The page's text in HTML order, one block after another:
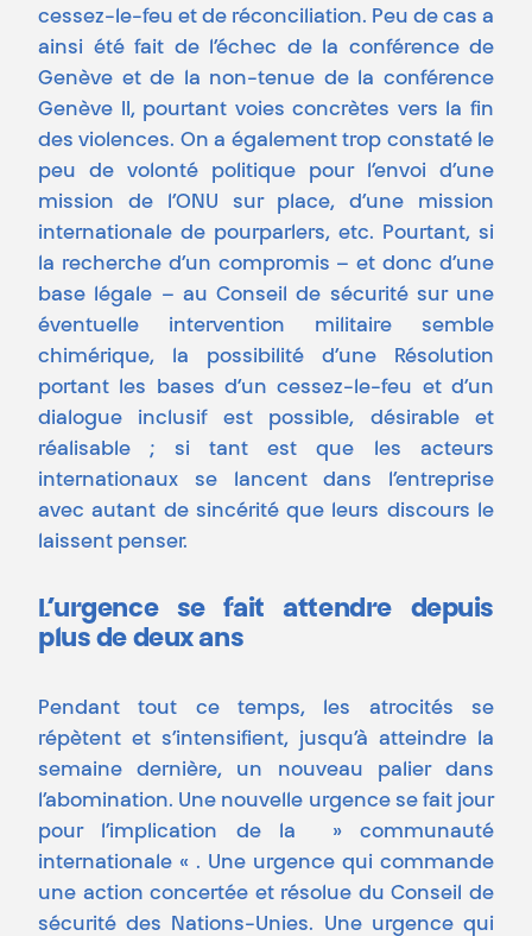
cessez-le-feu et de réconciliation. Peu de cas a
ainsi été fait de l’échec de la conférence de
Genève et de la non-tenue de la conférence
Genève II, pourtant voies concrètes vers la fin
des violences. On a également trop constaté le
peu de volonté politique pour l’envoi d’une
mission de l’ONU sur place, d’une mission
internationale de pourparlers, etc. Pourtant, si
la recherche d’un compromis – et donc d’une
base légale – au Conseil de sécurité sur une
éventuelle intervention militaire semble
chimérique, la possibilité d’une Résolution
portant les bases d’un cessez-le-feu et d’un
dialogue inclusif est possible, désirable et
réalisable ; si tant est que les acteurs
internationaux se lancent dans l’entreprise
avec autant de sincérité que leurs discours le
laissent penser.
L’urgence se fait attendre depuis
plus de deux ans
Pendant tout ce temps, les atrocités se
répètent et s’intensifient, jusqu’à atteindre la
semaine dernière, un nouveau palier dans
l’abomination. Une nouvelle urgence se fait jour
pour l’implication de la » communauté
internationale « . Une urgence qui commande
une action concertée et résolue du Conseil de
sécurité des Nations-Unies. Une urgence qui